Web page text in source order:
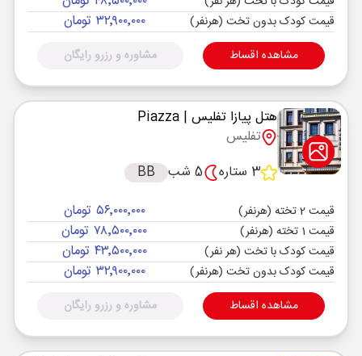
قیمت کودک بدون تخت (هرنفر) ۳۲٬۹۰۰٬۰۰۰ تومان
مشاهده اقساط مشاوره و رزرو رایگان
هتل پیازا تفلیس | Piazza
تفلیس
3 ستاره
5 شب BB
قیمت 2 تخته (هرنفر) ۵۶٬۰۰۰٬۰۰۰ تومان
قیمت 1 تخته (هرنفر) ۷۸٬۵۰۰٬۰۰۰ تومان
قیمت کودک با تخت (هر نفر) ۴۳٬۵۰۰٬۰۰۰ تومان
قیمت کودک بدون تخت (هرنفر) ۳۲٬۹۰۰٬۰۰۰ تومان
مشاهده اقساط مشاوره و رزرو رایگان